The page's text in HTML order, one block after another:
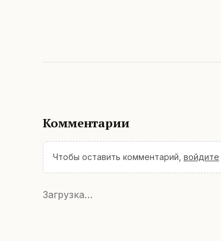
Комментарии
Чтобы оставить комментарий, войдите
Загрузка…